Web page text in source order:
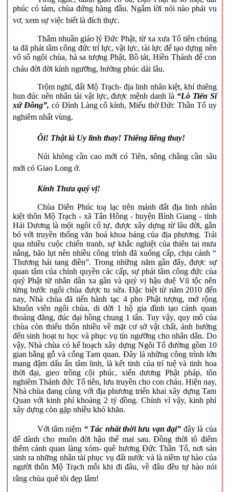
phúc có tám, chùa đứng hàng đầu. Ngẫm lời nói nào phải vu
vơ, xem sự việc biết là đích thực.
Thấm nhuần giáo lý Đức Phật, từ xa xưa Tổ tiên chúng
ta đã phát tâm công đức trí lực, vật lực, tài lực để tạo dựng nên
vô số ngôi chùa, hà sa tượng Phật, Bồ tát, Hiền Thánh để con
cháu đời đời kính ngưỡng, hưởng phúc dài lâu.
Trộm nghĩ, đất Mộ Trạch- địa linh nhân kiệt, khí thiêng
hun đúc nên nhân tài vật lực, được mệnh danh là “Lò Tiến Sĩ
xứ Đông”, có Đình Làng cổ kính, Miếu thờ Đức Thần Tổ uy
nghiêm nhất vùng.
Ôi! Thật là Uy linh thay! Thiêng liêng thay!
Núi không cần cao mới có Tiên, sông chẳng cần sâu
mới có Giao Long ở.
Kính Thưa quý vị!
Chùa Diên Phúc toạ lạc trên mảnh đất địa linh nhân
kiệt thôn Mộ Trạch - xã Tân Hồng - huyện Bình Giang - tỉnh
Hải Dương là một ngôi cổ tự, được xây dựng từ lâu đời, gắn
bó với truyền thống văn hoá khoa bảng của địa phương. Trải
qua nhiều cuộc chiến tranh, sự khắc nghiệt của thiên tai mưa
nắng, bão lụt nên nhiều công trình đã xuống cấp, chịu cảnh “
Thương hải tang điền”. Trong những năm gần đây, được sự
quan tâm của chính quyền các cấp, sự phát tâm công đức của
quý Phật tử nhân dân xa gần và quý vị hậu duệ Vũ tộc nên
từng bước ngôi chùa được tu sửa. Đặc biệt từ năm 2010 đến
nay, Nhà chùa đã tiến hành tạc 4 pho Phật tượng, mở rộng
khuôn viên ngôi chùa, di dời 1 hộ gia đình tạo cảnh quan
thoáng đãng, đúc đại hồng chung 1 tấn. Tuy vậy, quy mô của
chùa còn thiếu thốn nhiều về mặt cơ sở vật chất, ảnh hưởng
đến sinh hoạt tu học và phục vụ tín ngưỡng cho nhân dân. Do
vậy, Nhà chùa có kế hoạch xây dựng Ngôi Tổ đường gồm 10
gian bằng gỗ và cổng Tam quan. Đây là những công trình lớn
mang đậm dấu ấn tâm linh, là kết tinh của trí tuệ và tinh hoa
thời đại, gieo trồng cội phúc, xiển dương Phật pháp, tôn
nghiêm Thánh đức Tổ tiên, lưu truyền cho con cháu. Hiện nay,
Nhà chùa đang cùng với địa phương triển khai xây dựng Tam
Quan với kinh phí khoảng 2 tỷ đồng. Chính vì vậy, kinh phí
xây dựng còn gặp nhiều khó khăn.
Với tâm niệm “ Tác nhất thời lưu vạn đại” đây là của
để dành cho muôn đời hậu thế mai sau. Đồng thời tô điểm
thêm cảnh quan làng xóm- quê hương Đức Thần Tổ, nơi sản
sinh ra những nhân tài phục vụ đất nước và là niềm tự hào của
người thôn Mộ Trạch mỗi khi đi đâu, về đâu đều tự hào nói
rằng chùa quê tôi đẹp lắm!